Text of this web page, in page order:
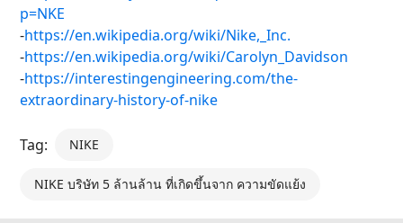
p=NKE
-https://en.wikipedia.org/wiki/Nike,_Inc.
-https://en.wikipedia.org/wiki/Carolyn_Davidson
-https://interestingengineering.com/the-
extraordinary-history-of-nike
Tag: NIKE
NIKE บริษัท 5 ล้านล้าน ที่เกิดขึ้นจาก ความขัดแย้ง